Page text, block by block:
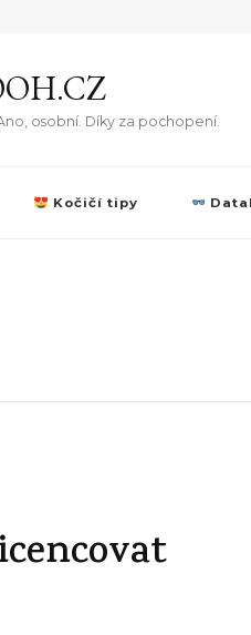
osobní. Díky za pochopení.
Kočičí tipy